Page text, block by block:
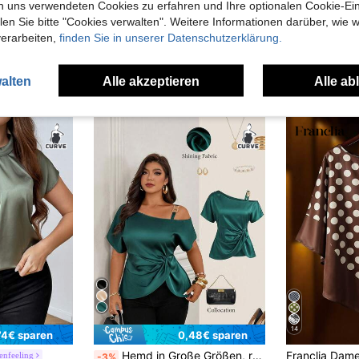
Angeschaut
sparen 0,48€ sparen
Hemd in Große Größen, reguläre Länge, aus nicht dehnbarem Stoff, Carmen-Ausschnitt, Kurzarm-Stil, geeignet für jeden Sommeranlass
14
uns verwendeten Cookies zu erfahren und Ihre optionalen Cookie-
Sie bitte "Cookies verwalten". Weitere Informationen darüber, wie
finden Sie in unserer Datenschutzerklärung.
Alle akzeptieren Alle